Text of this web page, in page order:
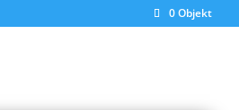
0 Objekt